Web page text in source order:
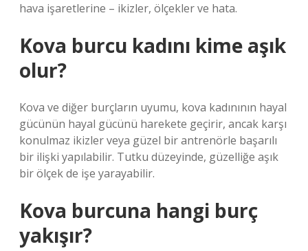
hava işaretlerine – ikizler, ölçekler ve hata.
Kova burcu kadını kime aşık
olur?
Kova ve diğer burçların uyumu, kova kadınının hayal
gücünün hayal gücünü harekete geçirir, ancak karşı
konulmaz ikizler veya güzel bir antrenörle başarılı
bir ilişki yapılabilir. Tutku düzeyinde, güzelliğe aşık
bir ölçek de işe yarayabilir.
Kova burcuna hangi burç
yakışır?